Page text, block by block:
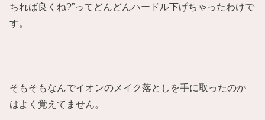
ちれば良くね?”ってどんどんハードル下げちゃったわけで
す。
そもそもなんでイオンのメイク落としを手に取ったのか
はよく覚えてません。